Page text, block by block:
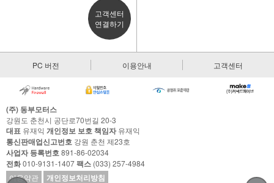
고객센터
연결하기
PC 버전 이용안내 고객센터
(주) 동부모터스
강원도 춘천시 공단로70번길 20-3
대표 유재익 개인정보 보호 책임자유재익
통신판매업신고번호 강원 춘천 제23호
사업자 등록번호891-86-02034
전화010-9131-1407팩스 (033) 257-4984
이용약관
개인정보처리방침